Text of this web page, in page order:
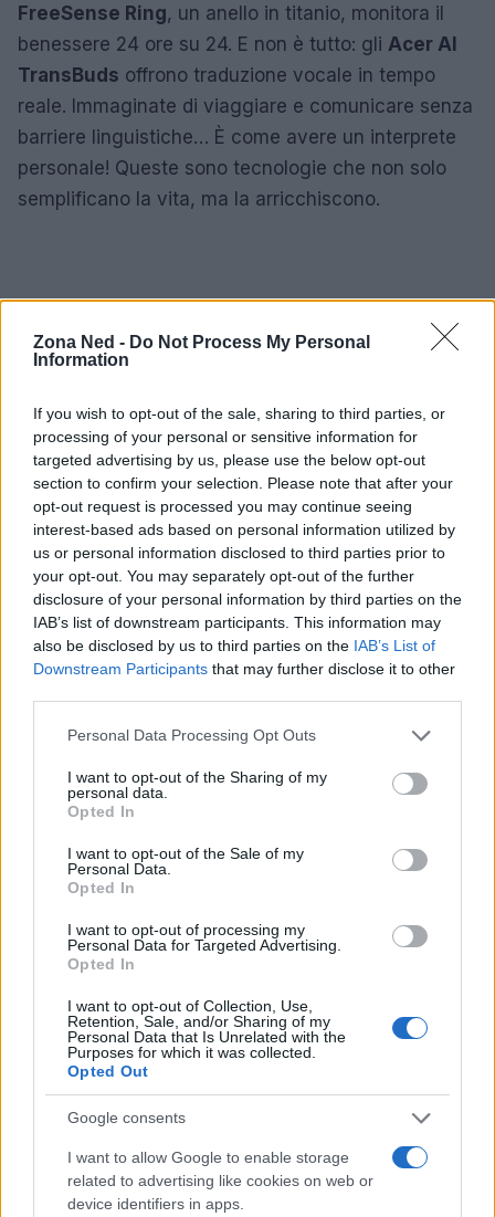
Zona Ned - Do Not Process My Personal
Information
If you wish to opt-out of the sale, sharing to third parties, or
processing of your personal or sensitive information for
targeted advertising by us, please use the below opt-out
section to confirm your selection. Please note that after your
opt-out request is processed you may continue seeing
interest-based ads based on personal information utilized by
us or personal information disclosed to third parties prior to
your opt-out. You may separately opt-out of the further
disclosure of your personal information by third parties on the
IAB’s list of downstream participants. This information may
also be disclosed by us to third parties on the IAB’s List of
Downstream Participants that may further disclose it to other
Please note that this website/app uses one or more Google
not limited to your visit or usage behaviour. You may click to
grant or deny consent to Google and its third-party tags to
use your data for below specified purposes in below Google
consent section.
Personal Data Processing Opt Outs
I want to opt-out of the Sharing of my
personal data.
Opted In
I want to opt-out of the Sale of my
Personal Data.
Opted In
I want to opt-out of processing my
Personal Data for Targeted Advertising.
Opted In
I want to opt-out of Collection, Use,
Retention, Sale, and/or Sharing of my
Personal Data that Is Unrelated with the
Purposes for which it was collected.
Opted Out
Google consents
I want to allow Google to enable storage
related to advertising like cookies on web or
device identifiers in apps.
FreeSense Ring, un anello in titanio, monitora il
benessere 24 ore su 24. E non è tutto: gli Acer AI
TransBuds offrono traduzione vocale in tempo
reale. Immaginate di viaggiare e comunicare senza
barriere linguistiche… È come avere un interprete
personale! Queste sono tecnologie che non solo
semplificano la vita, ma la arricchiscono.
AUTORE